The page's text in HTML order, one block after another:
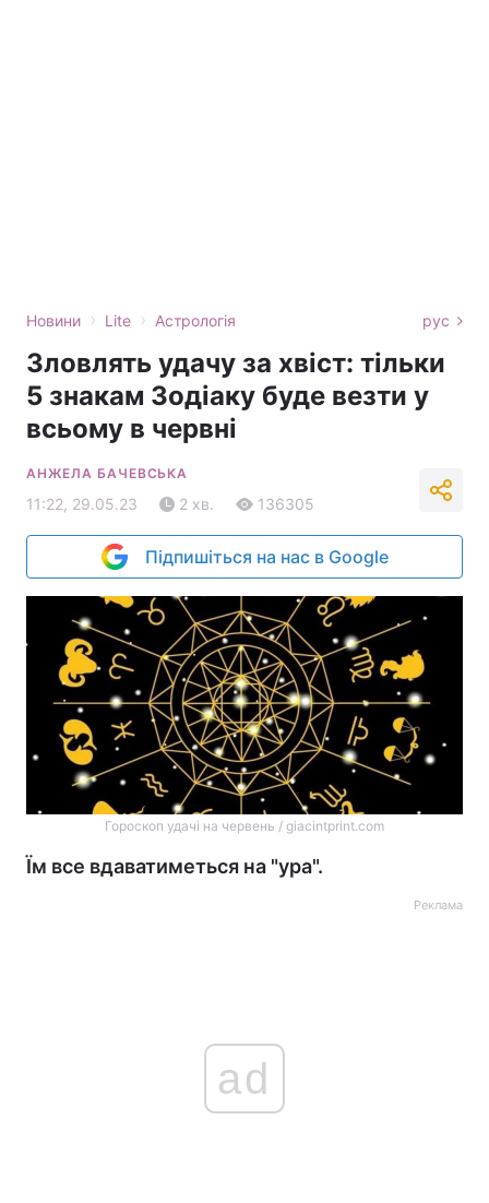
Новини › Lite › Астрологія рус
Зловлять удачу за хвіст: тільки
5 знакам Зодіаку буде везти у
всьому в червні
АНЖЕЛА БАЧЕВСЬКА
11:22, 29.05.23 2 хв. 136305
Підпишіться на нас в Google
Гороскоп удачі на червень / giacintprint.com
Їм все вдаватиметься на "ура".
Реклама
ad